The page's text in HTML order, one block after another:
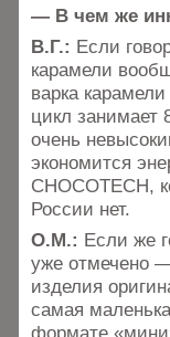
— В чем же
В.Г.: Если
карамели
варка
цикл занимает
очень
экономится
CHOCOTECH,
России нет.
О.М.: Если же
уже отмечено
изделия
самая
формате